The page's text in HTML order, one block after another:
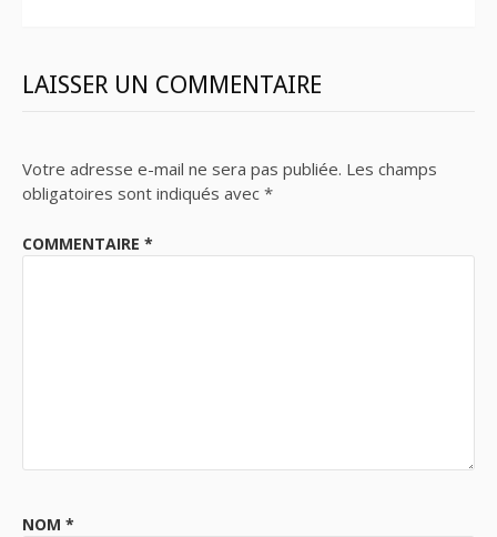
LAISSER UN COMMENTAIRE
Votre adresse e-mail ne sera pas publiée. Les champs
obligatoires sont indiqués avec *
COMMENTAIRE *
NOM *